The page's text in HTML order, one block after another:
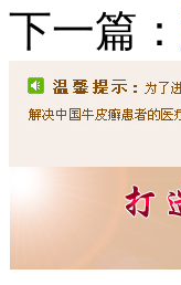
下一篇：